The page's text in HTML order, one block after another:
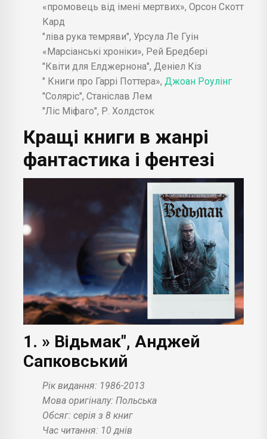
«промовець від імені мертвих», Орсон Скотт
Кард
"ліва рука темряви", Урсула Ле Гуін
«Марсіанські хроніки», Рей Бредбері
"Квіти для Елджернона", Деніел Кіз
" Книги про Гаррі Поттера», Джоан Роулінг
"Соляріс", Станіслав Лем
"Ліс Міфаго", Р. Холдсток
Кращі книги в жанрі
фантастика і фентезі
1. » Відьмак", Анджей
Сапковський
Рік видання: 1986-2013
Мова оригіналу: Польська
Обсяг: серія з 8 книг
Час читання: 10 днів